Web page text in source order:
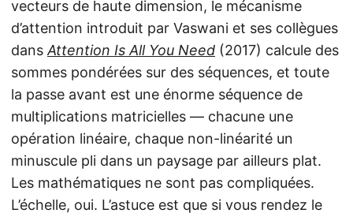
vecteurs de haute dimension, le mécanisme
d’attention introduit par Vaswani et ses collègues
dans Attention Is All You Need (2017) calcule des
sommes pondérées sur des séquences, et toute
la passe avant est une énorme séquence de
multiplications matricielles — chacune une
opération linéaire, chaque non-linéarité un
minuscule pli dans un paysage par ailleurs plat.
Les mathématiques ne sont pas compliquées.
L’échelle, oui. L’astuce est que si vous rendez le